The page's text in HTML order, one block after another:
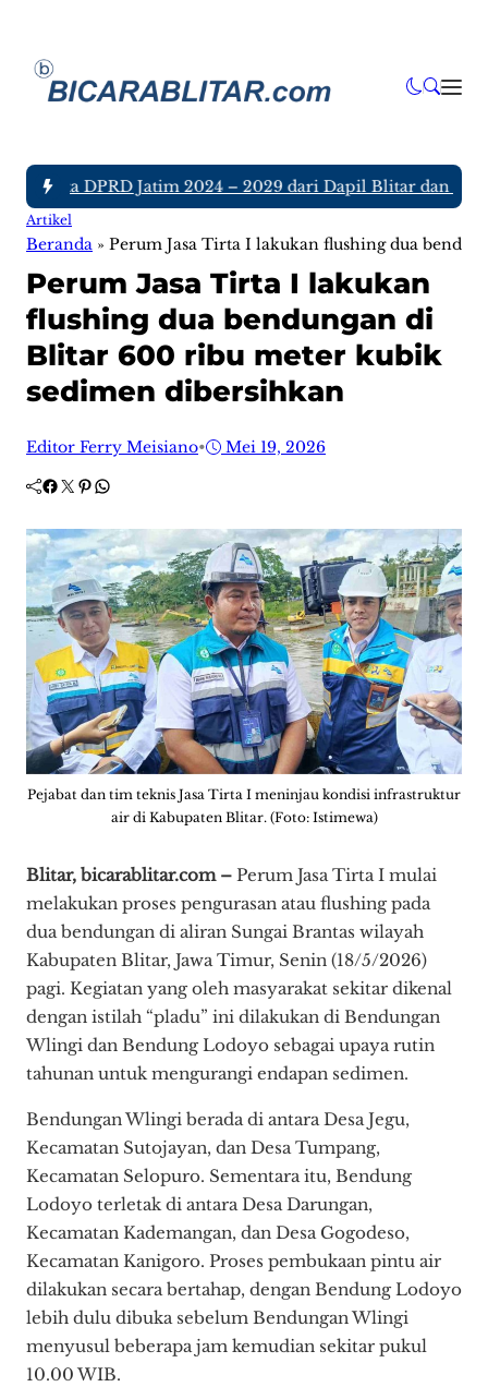
DPRD Jatim 2024 – 2029 dari Dapil Blitar dan
Artikel
Beranda » Perum Jasa Tirta I lakukan flushing dua
Perum Jasa Tirta I lakukan
flushing dua bendungan di
Blitar 600 ribu meter kubik
sedimen dibersihkan
Editor Ferry Meisiano• Mei 19, 2026
Facebook Twitter Pinterest WhatsApp
Pejabat dan tim teknis Jasa Tirta I meninjau kondisi infrastruktur
air di Kabupaten Blitar. (Foto: Istimewa)
Blitar, bicarablitar.com – Perum Jasa Tirta I mulai
melakukan proses pengurasan atau flushing pada
dua bendungan di aliran Sungai Brantas wilayah
Kabupaten Blitar, Jawa Timur, Senin (18/5/2026)
pagi. Kegiatan yang oleh masyarakat sekitar dikenal
dengan istilah “pladu” ini dilakukan di Bendungan
Wlingi dan Bendung Lodoyo sebagai upaya rutin
tahunan untuk mengurangi endapan sedimen.
Bendungan Wlingi berada di antara Desa Jegu,
Kecamatan Sutojayan, dan Desa Tumpang,
Kecamatan Selopuro. Sementara itu, Bendung
Lodoyo terletak di antara Desa Darungan,
Kecamatan Kademangan, dan Desa Gogodeso,
Kecamatan Kanigoro. Proses pembukaan pintu air
dilakukan secara bertahap, dengan Bendung Lodoyo
lebih dulu dibuka sebelum Bendungan Wlingi
menyusul beberapa jam kemudian sekitar pukul
10.00 WIB.